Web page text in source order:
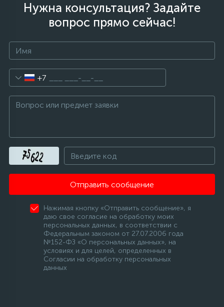
Нужна консультация? Задайте
вопрос прямо сейчас!
+7
Отправить сообщение
Нажимая кнопку «Отправить сообщение», я
даю свое согласие на обработку моих
персональных данных, в соответствии с
Федеральным законом от 27.07.2006 года
№152-ФЗ «О персональных данных», на
условиях и для целей, определенных в
Согласии на обработку персональных
данных